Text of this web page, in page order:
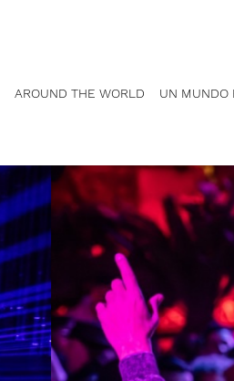
AROUND THE WORLD UN MUNDO